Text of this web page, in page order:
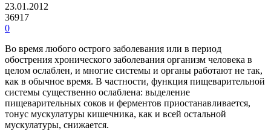
23.01.2012
36917
0
Во время любого острого заболевания или в период
обострения хронического заболевания организм человека в
целом ослаблен, и многие системы и органы работают не так,
как в обычное время. В частности, функция пищеварительной
системы существенно ослаблена: выделение
пищеварительных соков и ферментов приостанавливается,
тонус мускулатуры кишечника, как и всей остальной
мускулатуры, снижается.